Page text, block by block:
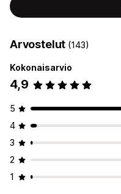
Arvostelut (143)
Kokonaisarvio
4,9
5
4
3
2
1